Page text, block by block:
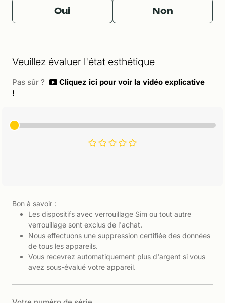
Oui Non
Veuillez évaluer l'état esthétique
Pas sûr ?
Cliquez ici pour voir la vidéo explicative
!
Bon à savoir :
Les dispositifs avec verrouillage Sim ou tout autre
verrouillage sont exclus de l'achat.
Nous effectuons une suppression certifiée des données
de tous les appareils.
Vous recevrez automatiquement plus d'argent si vous
avez sous-évalué votre appareil.